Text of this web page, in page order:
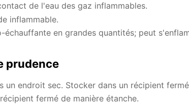
de l'eau des gaz inflammables.
inflammable.
échauffante en grandes quantités; peut
prudence
un endroit sec. Stocker dans un récipient
fermé de manière étanche.